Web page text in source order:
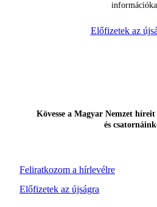
Előfizetek az
Feliratkozom a hírlevélre
Kövesse a Magyar Nemzet híreit
és
Előfizetek az újságra